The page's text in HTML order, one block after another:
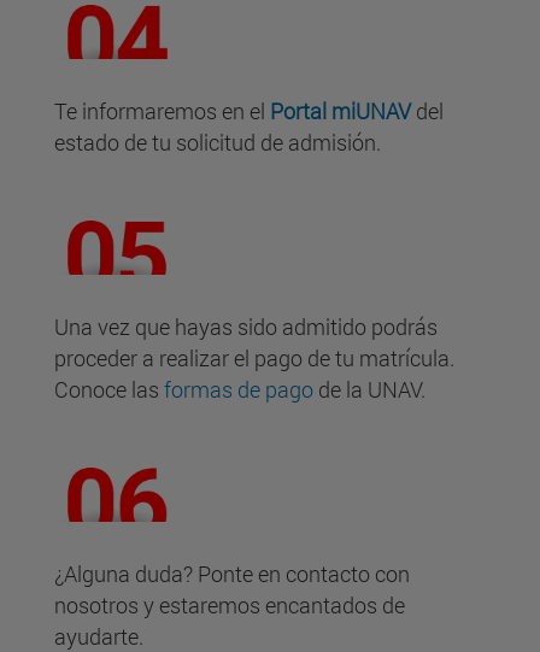
Te informaremos en el Portal miUNAV del
estado de tu solicitud de admisión.
Una vez que hayas sido admitido podrás
proceder a realizar el pago de tu matrícula.
Conoce las formas de pago de la UNAV.
¿Alguna duda? Ponte en contacto con
nosotros y estaremos encantados de
ayudarte.